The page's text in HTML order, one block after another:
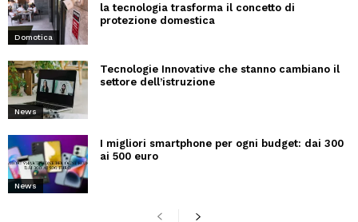
Domotica
la tecnologia trasforma il concetto di
protezione domestica
News
Tecnologie Innovative che stanno cambiano il
settore dell’istruzione
News
I migliori smartphone per ogni budget: dai 300
ai 500 euro